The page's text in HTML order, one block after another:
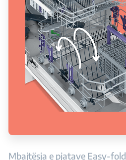
Mbajtësja e pjatave Easy-fold